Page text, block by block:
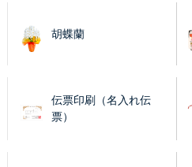
胡蝶蘭
伝票印刷（名入れ伝
票）